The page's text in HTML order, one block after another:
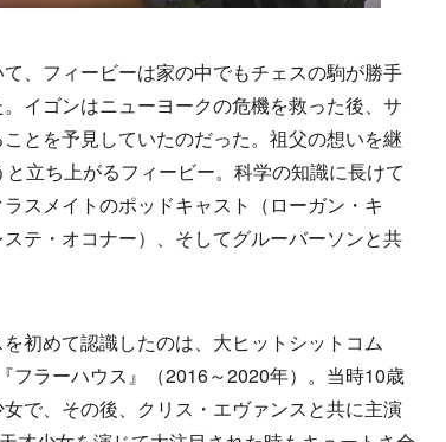
、フィービーは家の中でもチェスの駒が勝手
イゴンはニューヨークの危機を救った後、サ
とを予見していたのだった。祖父の想いを継
立ち上がるフィービー。科学の知識に長けて
スメイトのポッドキャスト（ローガン・キ
テ・オコナー）、そしてグルーバーソンと共
初めて認識したのは、大ヒットシットコム
フラーハウス』（2016～2020年）。当時10歳
で、その後、クリス・エヴァンスと共に主演